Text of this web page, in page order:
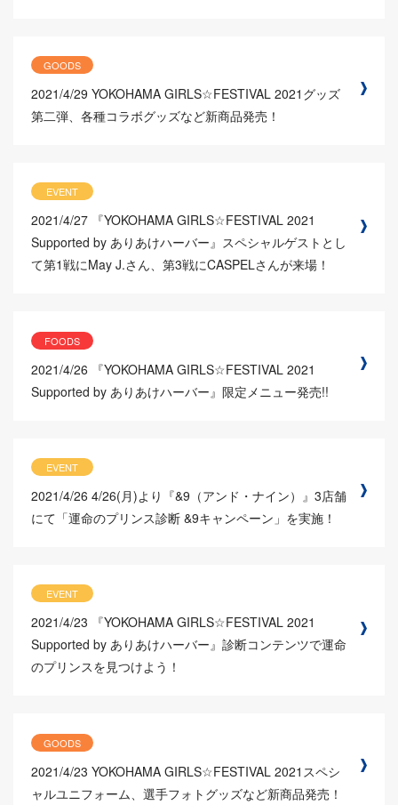
GOODS
2021/4/29 YOKOHAMA GIRLS☆FESTIVAL 2021グッズ
第二弾、各種コラボグッズなど新商品発売！
EVENT
2021/4/27 『YOKOHAMA GIRLS☆FESTIVAL 2021
Supported by ありあけハーバー』スペシャルゲストとし
て第1戦にMay J.さん、第3戦にCASPELさんが来場！
FOODS
2021/4/26
『YOKOHAMA GIRLS☆FESTIVAL 2021
Supported by ありあけハーバー』限定メニュー発売!!
EVENT
2021/4/26 4/26(月)より『&9（アンド・ナイン）』3店舗
にて「運命のプリンス診断 &9キャンペーン」を実施！
EVENT
2021/4/23
『YOKOHAMA GIRLS☆FESTIVAL 2021
Supported by ありあけハーバー』診断コンテンツで運命
のプリンスを見つけよう！
GOODS
2021/4/23 YOKOHAMA GIRLS☆FESTIVAL 2021スペシ
ャルユニフォーム、選手フォトグッズなど新商品発売！